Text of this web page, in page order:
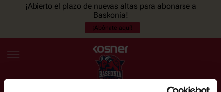
¡Abierto el plazo de nuevas altas para abonarse a
Baskonia!
¡Abónate aquí!